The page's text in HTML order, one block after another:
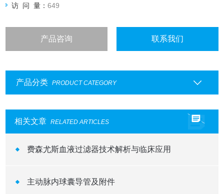
访 问 量：649
产品咨询 联系我们
产品分类 PRODUCT CATEGORY
相关文章 RELATED ARTICLES
费森尤斯血液过滤器技术解析与临床应用
主动脉内球囊导管及附件